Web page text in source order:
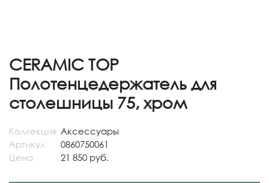
CERAMIC TOP
Полотенцедержатель для
столешницы 75, хром
Коллекция Аксессуары
Артикул
0860750061
Цена
21 850 руб.